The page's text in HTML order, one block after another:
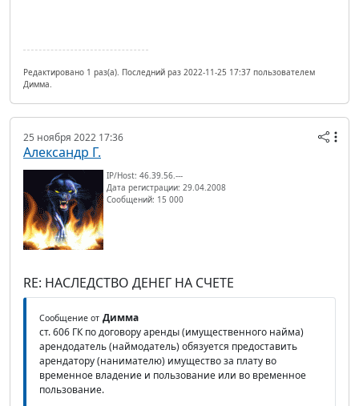
Редактировано 1 раз(а). Последний раз 2022-11-25 17:37 пользователем
Димма.
25 ноября 2022 17:36
Александр Г.
IP/Host: 46.39.56.---
Дата регистрации: 29.04.2008
Сообщений: 15 000
RE: НАСЛЕДСТВО ДЕНЕГ НА СЧЕТЕ
Сообщение от Димма
ст. 606 ГК по договору аренды (имущественного найма)
арендодатель (наймодатель) обязуется предоставить
арендатору (нанимателю) имущество за плату во
временное владение и пользование или во временное
пользование.